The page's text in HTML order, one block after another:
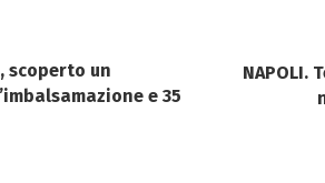
scoperto un
e 35
NAPOLI.